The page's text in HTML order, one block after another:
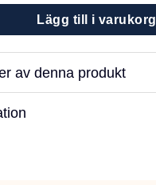
Lägg till i varukorg
av denna produkt